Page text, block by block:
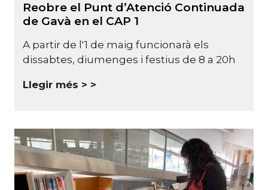
Reobre el Punt d’Atenció Continuada
de Gavà en el CAP 1
A partir de l'1 de maig funcionarà els
dissabtes, diumenges i festius de 8 a 20h
Llegir més >